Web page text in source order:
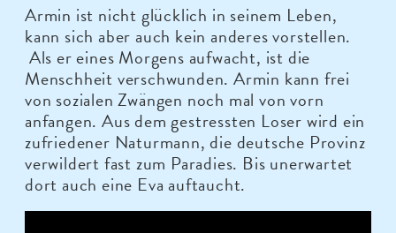
Armin ist nicht glücklich in seinem Leben,
kann sich aber auch kein anderes vorstellen.
Als er eines Morgens aufwacht, ist die
Menschheit verschwunden. Armin kann frei
von sozialen Zwängen noch mal von vorn
anfangen. Aus dem gestressten Loser wird ein
zufriedener Naturmann, die deutsche Provinz
verwildert fast zum Paradies. Bis unerwartet
dort auch eine Eva auftaucht.